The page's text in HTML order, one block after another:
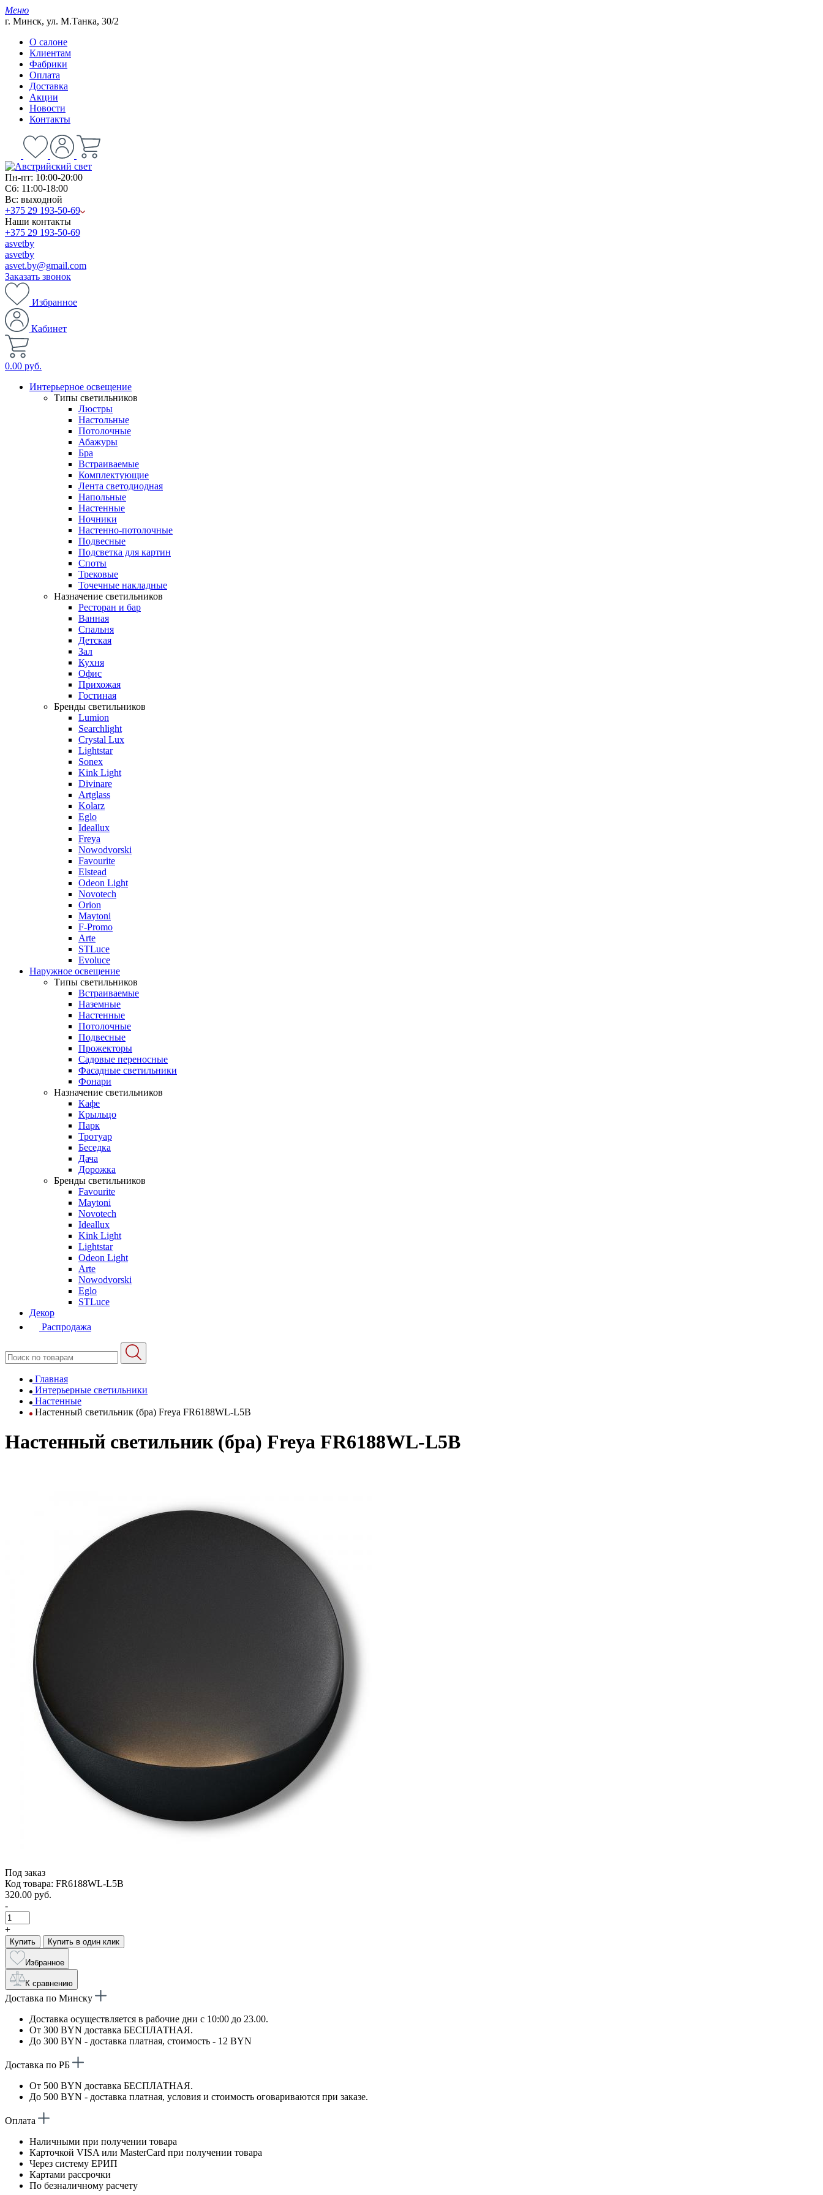
Меню
г. Минск, ул. М.Танка, 30/2
О салоне
Клиентам
Фабрики
Оплата
Доставка
Акции
Новости
Контакты
Пн-пт: 10:00-20:00
Сб: 11:00-18:00
Вс: выходной
+375 29 193-50-69
Наши контакты
+375 29 193-50-69
asvetby
asvetby
asvet.by@gmail.com
Заказать звонок
Избранное
Кабинет
0.00 руб.
Интерьерное освещение
Типы светильников
Люстры
Настольные
Потолочные
Абажуры
Бра
Встраиваемые
Комплектующие
Лента светодиодная
Напольные
Настенные
Ночники
Настенно-потолочные
Подвесные
Подсветка для картин
Споты
Трековые
Точечные накладные
Назначение светильников
Ресторан и бар
Ванная
Спальня
Детская
Зал
Кухня
Офис
Прихожая
Гостиная
Бренды светильников
Lumion
Searchlight
Crystal Lux
Lightstar
Sonex
Kink Light
Divinare
Artglass
Kolarz
Eglo
Ideallux
Freya
Nowodvorski
Favourite
Elstead
Odeon Light
Novotech
Orion
Maytoni
F-Promo
Arte
STLuce
Evoluce
Наружное освещение
Типы светильников
Встраиваемые
Наземные
Настенные
Потолочные
Подвесные
Прожекторы
Садовые переносные
Фасадные светильники
Фонари
Назначение светильников
Кафе
Крыльцо
Парк
Тротуар
Беседка
Дача
Дорожка
Бренды светильников
Favourite
Maytoni
Novotech
Ideallux
Kink Light
Lightstar
Odeon Light
Arte
Nowodvorski
Eglo
STLuce
Декор
Распродажа
Главная
Интерьерные светильники
Настенные
Настенный светильник (бра) Freya FR6188WL-L5B
Настенный светильник (бра) Freya FR6188WL-L5B
Под заказ
Код товара: FR6188WL-L5B
320.00 руб.
-
+
Купить Купить в один клик
Избранное
К сравнению
Доставка по Минску
Доставка осуществляется в рабочие дни с 10:00 до 23.00.
От 300 BYN доставка БЕСПЛАТНАЯ.
До 300 BYN - доставка платная, стоимость - 12 BYN
Доставка по РБ
От 500 BYN доставка БЕСПЛАТНАЯ.
До 500 BYN - доставка платная, условия и стоимость оговариваются при заказе.
Оплата
Наличными при получении товара
Карточкой VISA или MasterCard при получении товара
Через систему ЕРИП
Картами рассрочки
По безналичному расчету